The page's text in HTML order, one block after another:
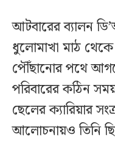
আটবারের ব্যালন
ধুলোমাখা মাঠ থেকে
পৌঁছানোর পথে
পরিবারের কঠিন
ছেলের ক্যারিয়ার
আলোচনায়ও তিনি